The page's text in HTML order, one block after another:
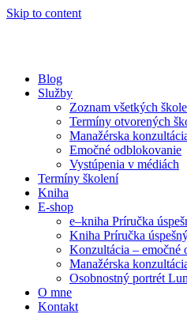
Skip to content
Blog
Služby
Zoznam všetkých
Termíny otvorených
Manažérska
Emočné odblokovanie
Vystúpenia v médiách
Termíny školení
Kniha
E-shop
e–kniha Príručka
Kniha Príručka
Konzultácia – emočné
Manažérska
Osobnostný portrét
O mne
Kontakt